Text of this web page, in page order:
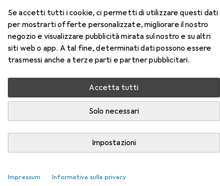
Se accetti tutti i cookie, ci permetti di utilizzare questi dati
per mostrarti offerte personalizzate, migliorare il nostro
negozio e visualizzare pubblicità mirata sul nostro e su altri
siti web o app. A tal fine, determinati dati possono essere
trasmessi anche a terze parti e partner pubblicitari.
Accetta tutti
Solo necessari
Impostazioni
Impressum Informativa sulla privacy
Accessori per Zebra Stampante
Industriale Rfid Zt610
Qui trovi accessori adatti per il prodotto Zebra
di etichette, Cavo USB e Nastro di marcatura.
Rilevanza